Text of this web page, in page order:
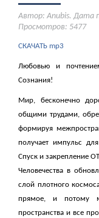
Автор: Anubis. Дата
Просмотров: 5477
СКАЧАТЬ mp3
Любовью и
Сознания!
Мир, бесконечно
общими трудами,
формируя
получает импульс
Спуск и закрепление
Человечества в
слой плотного
прямое, и потому
пространства и все